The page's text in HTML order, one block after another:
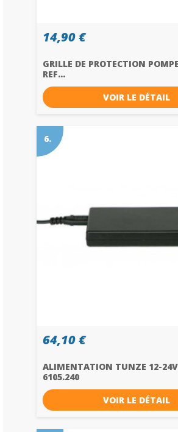
14,90 €
GRILLE DE PROTECTION
REF...
VOIR LE DÉTAIL
6.
64,10 €
ALIMENTATION TUNZE 12-24V
6105.240
VOIR LE DÉTAIL